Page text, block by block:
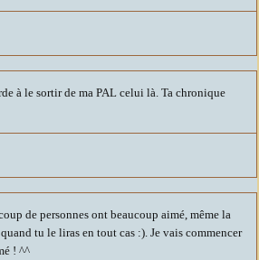
à le sortir de ma PAL celui là. Ta chronique
de personnes ont beaucoup aimé, même la
tu le liras en tout cas :). Je vais commencer
! ^^